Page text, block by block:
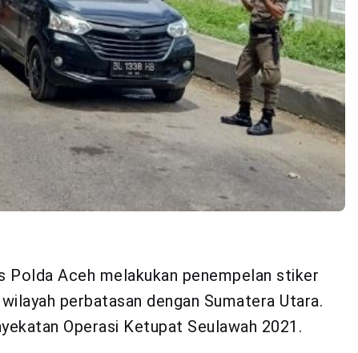
Polda Aceh melakukan penempelan stiker
perbatasan dengan Sumatera Utara.
Operasi Ketupat Seulawah 2021.